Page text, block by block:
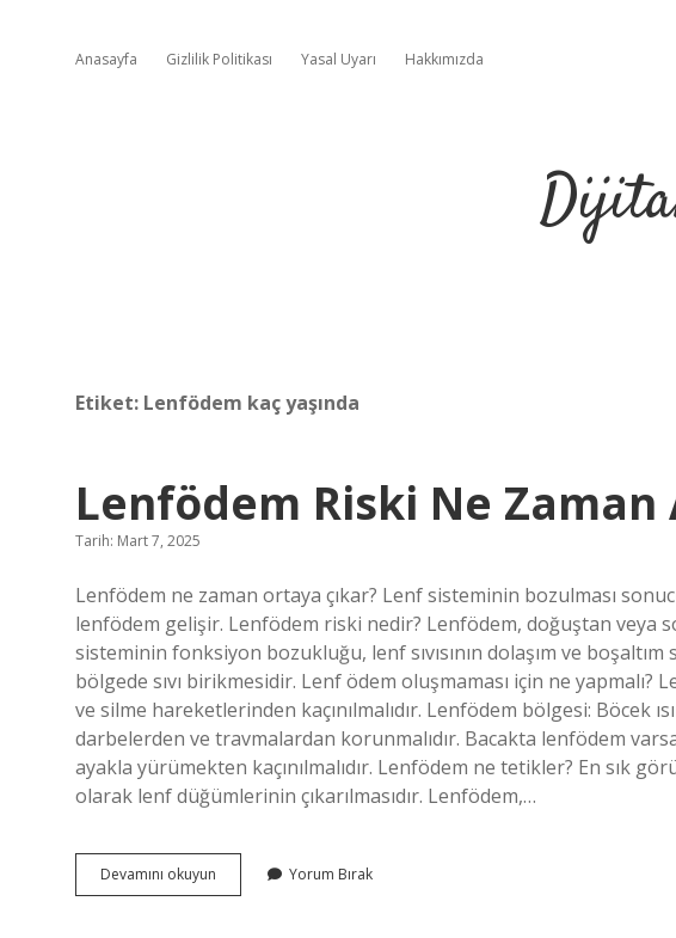
Anasayfa Gizlilik Politikası Yasal Uyarı Hakkımızda
Etiket: Lenfödem kaç yaşında
Lenfödem Riski Ne
Tarih: Mart 7, 2025
Lenfödem ne zaman ortaya çıkar? Lenf sisteminin bozulması
lenfödem gelişir. Lenfödem riski nedir? Lenfödem, doğuştan veya
sisteminin fonksiyon bozukluğu, lenf sıvısının dolaşım ve
bölgede sıvı birikmesidir. Lenf ödem oluşmaması için ne yapmalı?
ve silme hareketlerinden kaçınılmalıdır. Lenfödem bölgesi: Böcek
darbelerden ve travmalardan korunmalıdır. Bacakta lenfödem
ayakla yürümekten kaçınılmalıdır. Lenfödem ne tetikler? En sık
olarak lenf düğümlerinin çıkarılmasıdır. Lenfödem,…
Devamını okuyun Lenfödem
Riski
Yorum Bırak